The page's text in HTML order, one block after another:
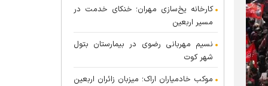
کارخانه یخ‌سازی مهران؛ خنکای خدمت در
مسیر اربعین
نسیم مهربانی رضوی در بیمارستان بتول
شهر کوت
موکب خادمیاران اراک؛ میزبان زائران اربعین